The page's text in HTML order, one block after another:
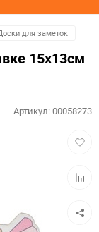
для заметок
15x13см
Артикул:00058273